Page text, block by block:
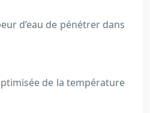
d’eau de pénétrer dans
de la température